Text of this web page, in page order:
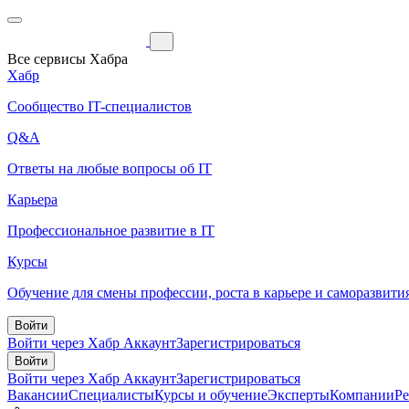
Все сервисы Хабра
Хабр
Сообщество IT-специалистов
Q&A
Ответы на любые вопросы об IT
Карьера
Профессиональное развитие в IT
Курсы
Обучение для смены профессии, роста в карьере и
Войти
Войти через Хабр АккаунтЗарегистрироваться
Войти
Войти через Хабр АккаунтЗарегистрироваться
ВакансииСпециалистыКурсы и обучениеЭкспертыКомпании